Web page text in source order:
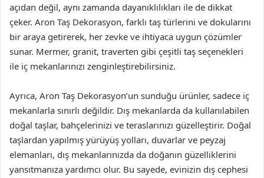
açıdan değil, aynı zamanda dayanıklılıkları ile de dikkat
çeker. Aron Taş Dekorasyon, farklı taş türlerini ve dokularını
bir araya getirerek, her zevke ve ihtiyaca uygun çözümler
sunar. Mermer, granit, traverten gibi çeşitli taş seçenekleri
ile iç mekanlarınızı zenginleştirebilirsiniz.
Ayrıca, Aron Taş Dekorasyon’un sunduğu ürünler, sadece iç
mekanlarla sınırlı değildir. Dış mekanlarda da kullanılabilen
doğal taşlar, bahçelerinizi ve teraslarınızı güzelleştirir. Doğal
taşlardan yapılmış yürüyüş yolları, duvarlar ve peyzaj
elemanları, dış mekanlarınızda da doğanın güzelliklerini
yansıtmanıza yardımcı olur. Bu sayede, evinizin dış cephesi